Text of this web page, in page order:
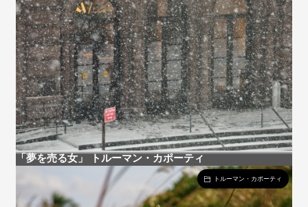
「夢を売る女」 トルーマン・カポーティ
トルーマン・カポーティ